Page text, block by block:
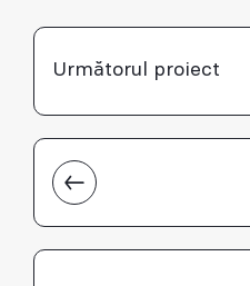
Următorul proiect